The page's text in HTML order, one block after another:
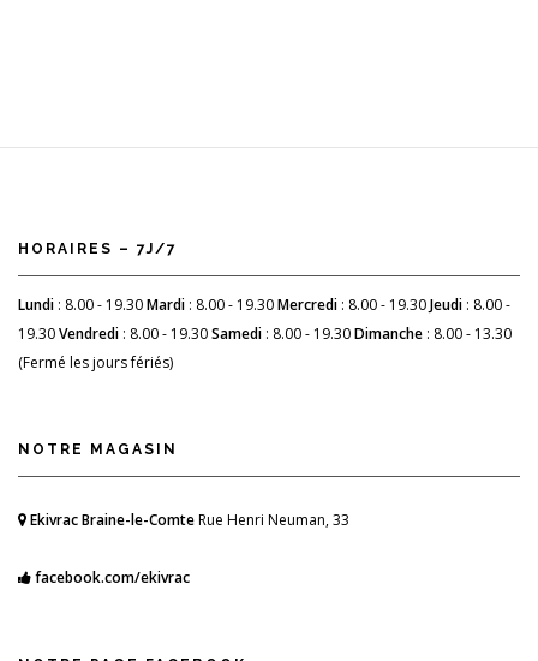
HORAIRES – 7J/7
Lundi : 8.00 - 19.30Mardi : 8.00 - 19.30Mercredi : 8.00 - 19.30Jeudi : 8.00 -
19.30Vendredi : 8.00 - 19.30Samedi : 8.00 - 19.30Dimanche : 8.00 - 13.30
(Fermé les jours fériés)
NOTRE MAGASIN
Ekivrac Braine-le-ComteRue Henri Neuman, 33
facebook.com/ekivrac